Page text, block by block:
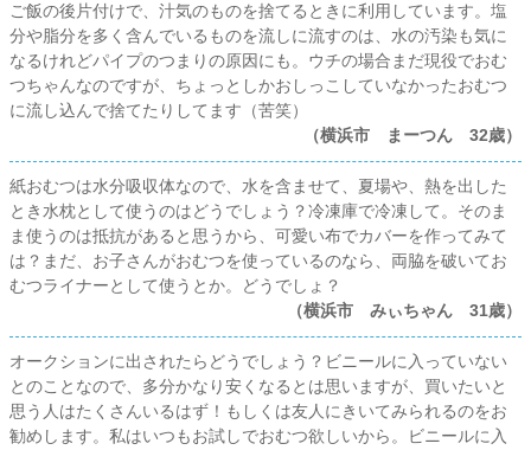
ご飯の後片付けで、汁気のものを捨てるときに利用しています。塩
分や脂分を多く含んでいるものを流しに流すのは、水の汚染も気に
なるけれどパイプのつまりの原因にも。ウチの場合まだ現役でおむ
つちゃんなのですが、ちょっとしかおしっこしていなかったおむつ
に流し込んで捨てたりしてます（苦笑）
（横浜市 まーつん 32歳）
紙おむつは水分吸収体なので、水を含ませて、夏場や、熱を出した
とき水枕として使うのはどうでしょう？冷凍庫で冷凍して。そのま
ま使うのは抵抗があると思うから、可愛い布でカバーを作ってみて
は？まだ、お子さんがおむつを使っているのなら、両脇を破いてお
むつライナーとして使うとか。どうでしょ？
（横浜市 みぃちゃん 31歳）
オークションに出されたらどうでしょう？ビニールに入っていない
とのことなので、多分かなり安くなるとは思いますが、買いたいと
思う人はたくさんいるはず！もしくは友人にきいてみられるのをお
勧めします。私はいつもお試しでおむつ欲しいから。ビニールに入